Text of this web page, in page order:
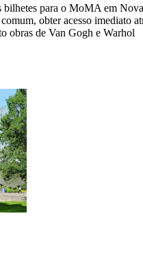
bilhetes para o MoMA em
obter acesso imediato
obras de Van Gogh e Warhol